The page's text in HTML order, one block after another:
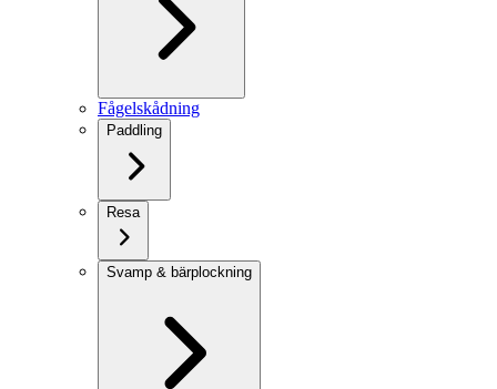
Fågelskådning
Paddling
Resa
Svamp & bärplockning